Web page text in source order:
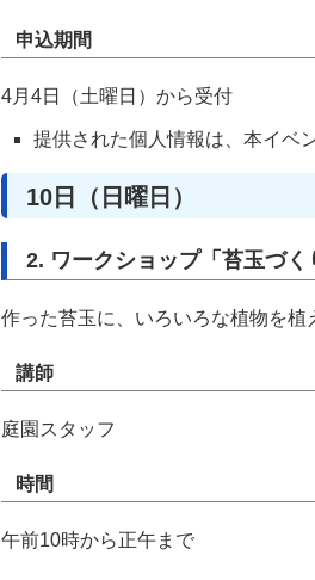
申込期間
4月4日（土曜日）から受付
提供された個人情報は、本イベ
10日（日曜日）
2. ワークショップ「苔玉づく
作った苔玉に、いろいろな植物を植
講師
庭園スタッフ
時間
午前10時から正午まで